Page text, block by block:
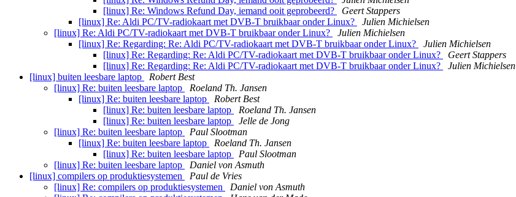
[linux] Re: Windows Refund Day, iemand ooit geprobeerd?
Geert Stappers
[linux] Re: Aldi PC/TV-radiokaart met DVB-T bruikbaar onder Linux?
Julien Michielsen
[linux] Re: Aldi PC/TV-radiokaart met DVB-T bruikbaar onder Linux?
Julien Michielsen
[linux] Re: Regarding: Re: Aldi PC/TV-radiokaart met DVB-T bruikbaar onder Linux?
Julien Michielsen
[linux] Re: Regarding: Re: Aldi PC/TV-radiokaart met DVB-T bruikbaar onder Linux?
Geert Stappers
[linux] Re: Regarding: Re: Aldi PC/TV-radiokaart met DVB-T bruikbaar onder Linux?
Julien Michielsen
[linux] buiten leesbare laptop
Robert Best
[linux] Re: buiten leesbare laptop
Roeland Th. Jansen
[linux] Re: buiten leesbare laptop
Robert Best
[linux] Re: buiten leesbare laptop
Roeland Th. Jansen
[linux] Re: buiten leesbare laptop
Jelle de Jong
[linux] Re: buiten leesbare laptop
Paul Slootman
[linux] Re: buiten leesbare laptop
Roeland Th. Jansen
[linux] Re: buiten leesbare laptop
Paul Slootman
[linux] Re: buiten leesbare laptop
Daniel von Asmuth
[linux] compilers op produktiesystemen
Paul de Vries
[linux] Re: compilers op produktiesystemen
Daniel von Asmuth